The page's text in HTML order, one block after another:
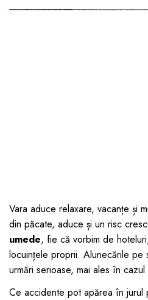
Produse de protecție
mâncare pentru copii
Suzete bebe
Termometre copii
Căști antifonice copii și
dopuri de urechi
Vara aduce relaxare, vacanțe și
din păcate, aduce și un risc
umede, fie că vorbim de
locuințele proprii. Alunecările pe
urmări serioase, mai ales în
Ce accidente pot apărea în jurul